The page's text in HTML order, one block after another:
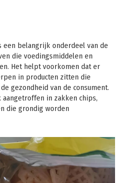
een belangrijk onderdeel van de
die voedingsmiddelen en
Het helpt voorkomen dat er
in producten zitten die
gezondheid van de consument.
in zakken chips,
die grondig worden